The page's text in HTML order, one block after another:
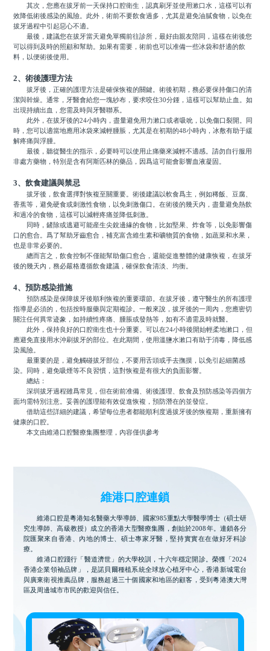
其次，您應在拔牙前一天保持口腔衛生，認真刷牙並使用漱口水，這樣可以有
效降低術後感染的風險。此外，術前不要飲食過多，尤其是避免油膩食物，以免在
拔牙過程中引起惡心不適。
最後，建議您在拔牙當天避免單獨前往診所，最好由親友陪同，這樣在術後您
可以得到及時的照顧和幫助。如果有需要，術前也可以准備一些冰袋和舒適的飲
料，以便術後使用。
2、術後護理方法
拔牙後，正確的護理方法是確保恢複的關鍵。術後初期，務必要保持傷口的清
潔與幹燥。通常，牙醫會給您一塊紗布，要求咬住30分鍾，這樣可以幫助止血。如
出現持續出血，您需及時與牙醫聯系。
此外，在拔牙後的24小時內，盡量避免用力漱口或者吸吮，以免傷口裂開。同
時，您可以適當地應用冰袋來減輕腫脹，尤其是在初期的48小時內，冰敷有助于緩
解疼痛與浮腫。
最後，聽從醫生的指示，必要時可以使用止痛藥來減輕不適感。請勿自行服用
非處方藥物，特別是含有阿斯匹林的藥品，因爲這可能會影響血液凝固。
3、飲食建議與禁忌
拔牙後，飲食選擇對恢複至關重要。術後建議以軟食爲主，例如稀飯、豆腐、
香蕉等，避免硬食或刺激性食物，以免刺激傷口。在術後的幾天內，盡量避免熱飲
和過冷的食物，這樣可以減輕疼痛並降低刺激。
同時，鏟除或逃避可能産生尖銳邊緣的食物，比如堅果、炸食等，以免影響傷
口的愈合。爲了幫助牙齒愈合，補充富含維生素和礦物質的食物，如蔬菜和水果，
也是非常必要的。
總而言之，飲食控制不僅能幫助傷口愈合，還能促進整體的健康恢複，在拔牙
後的幾天內，務必嚴格遵循飲食建議，確保飲食清淡、均衡。
4、預防感染措施
預防感染是保障拔牙後順利恢複的重要環節。在拔牙後，遵守醫生的所有護理
指導是必須的，包括按時服藥與定期複診。一般來說，拔牙後的一周內，您應密切
關注任何異常迹象，如持續性疼痛、腫脹或發熱等，如有不適需及時就醫。
此外，保持良好的口腔衛生也十分重要。可以在24小時後開始輕柔地漱口，但
應避免直接用水沖刷拔牙的部位。在此期間，使用溫鹽水漱口有助于消毒，降低感
染風險。
最重要的是，避免觸碰拔牙部位，不要用舌頭或手去撫摸，以免引起細菌感
染。同時，避免吸煙等不良習慣，這對恢複是有很大的負面影響。
總結：
深圳拔牙過程雖爲常見，但在術前准備、術後護理、飲食及預防感染等四個方
面均需特別注意。妥善的護理能有效促進恢複，預防潛在的並發症。
借助這些詳細的建議，希望每位患者都能順利度過拔牙後的恢複期，重新擁有
健康的口腔。
本文由維港口腔醫療集團整理，內容僅供參考
維港口腔連鎖
維港口腔是粵港知名醫藥大學導師、國家985重點大學醫學博士（碩士研
究生導師、高級教授）成立的香港大型醫療集團，創始於2008年。連鎖各分
院匯聚來自香港、內地的博士、碩士專家牙醫，堅持實實在在做好牙科診
療。
維港口腔踐行「醫道濟世」的大學校訓，十六年穩定開診。榮獲「2024
香港企業領袖品牌」，是諾貝爾種植系統全球放心植牙中心，香港新城電台
與廣東衛視推薦品牌，服務超過三十個國家和地區的顧客，受到粵港澳大灣
區及周邊城市市民的歡迎與信任。